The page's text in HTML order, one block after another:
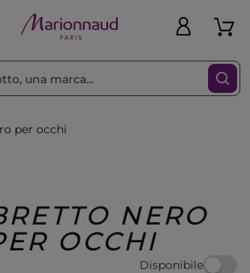
Profumi
Regalo
per occhi
NERO
OCCHI
Disponibile
Filtra